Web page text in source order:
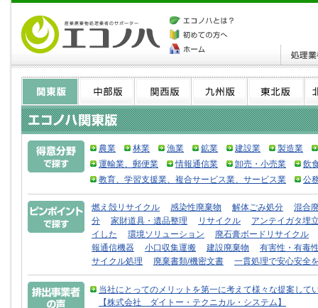
農業 林業 漁業 鉱業 建設業
製造業
運輸業、郵便業
情報通信業 卸売・小売業
飲
教育、学習支援業、複合サービス業、サービス業
公
燃え殻リサイクル 感染性廃棄物 解体ごみ処分
混合
分
家財道具・遺品整理 リサイクル
アンテイガタ埋
イした
環境ソリューション
廃石膏ボードリサイクル
報通信機器
小口収集運搬 建設廃棄物
有害性・有毒
サイクル処理
廃棄書類/機密文書 一貫処理で安心安全
当社にとってのメリットを第一に考えて様々な提案し
【株式会社 ダイトー・テクニカル・システム】